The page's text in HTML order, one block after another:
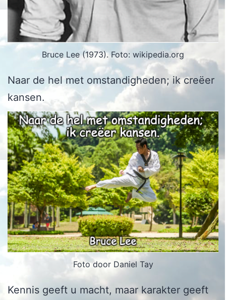
Bruce Lee (1973). Foto: wikipedia.org
Naar de hel met omstandigheden; ik creëer
kansen.
Foto door Daniel Tay
Kennis geeft u macht, maar karakter geeft